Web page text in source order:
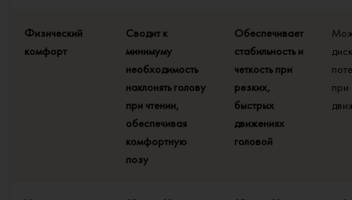
Физический
комфорт
Сводит к
минимуму
необходимость
наклонять голову
при чтении,
обеспечивая
комфортную
позу
Обеспечивает
стабильность и
четкость при
резких,
быстрых
движениях
головой
при